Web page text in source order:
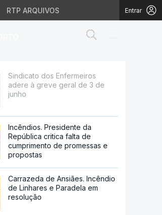
RTP ARQUIVOS Entrar
de junho
Sindicato dos Enfermeiros
adere à greve geral de 3 de
junho
Incêndios. Presidente da
República critica falta de
cumprimento de promessas e
propostas
Carrazeda de Ansiães. Incêndio
de Linhares e Paradela em
resolução